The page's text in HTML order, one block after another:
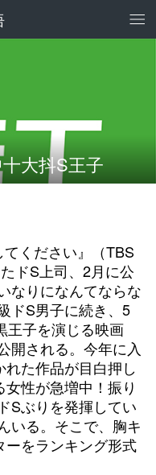
大抖S王子
ください』（TBS
ドS上司、2月に公
なりになんてならな
ドS男子に続き、5
王子を演じる映画
開される。今年に入
た作品が目白押し
性が急増中！振り
Sぶりを発揮してい
いる。そこで、胸キ
ーをランキング形式